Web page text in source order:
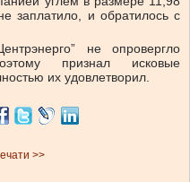
заплатило, и обратилось с
не опровергло
признал исковые
их удовлетворил.
>>